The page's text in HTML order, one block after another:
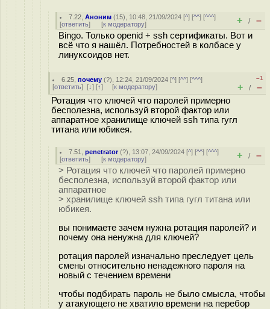
7.22 ,Аноним (15), 10:48, 21/09/2024 [^] [^^] [^^^]
[ответить] [к модератору] + / –
Bingo. Только openid + ssh сертификаты. Вот и
всё что я нашёл. Потребностей в колбасе у
линуксоидов нет.
6.25 ,почему (?), 12:24, 21/09/2024 [^] [^^] [^^^]
[ответить] [↓] [↑] [к модератору]
–1
+ / –
Ротация что ключей что паролей примерно
бесполезна, используй второй фактор или
аппаратное хранилище ключей ssh типа гугл
титана или юбикея.
7.51 ,penetrator(?), 13:07, 24/09/2024 [^] [^^] [^^^]
[ответить] [к модератору] + / –
> Ротация что ключей что паролей примерно
бесполезна, используй второй фактор или
аппаратное
> хранилище ключей ssh типа гугл титана или
юбикея.
вы понимаете зачем нужна ротация паролей? и
почему она ненужна для ключей?
ротация паролей изначально преследует цель
смены относительно ненадежного пароля на
новый с течением времени
чтобы подбирать пароль не было смысла, чтобы
у атакующего не хватило времени на перебор